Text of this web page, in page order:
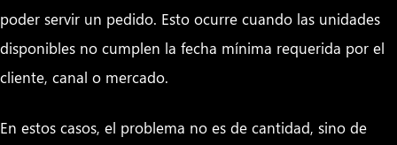
poder servir un pedido. Esto ocurre cuando las unidades
disponibles no cumplen la fecha mínima requerida por el
cliente, canal o mercado.
En estos casos, el problema no es de cantidad, sino de